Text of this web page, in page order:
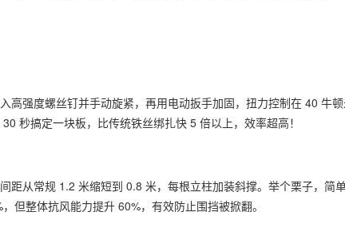
高强度螺丝钉并手动旋紧，再用电动扳手加固，扭力控制在 40 牛
秒搞定一块板，比传统铁丝绑扎快 5 倍以上，效率超高！
距从常规 1.2 米缩短到 0.8 米，每根立柱加装斜撑。举个栗子，简
但整体抗风能力提升 60%，有效防止围挡被掀翻。